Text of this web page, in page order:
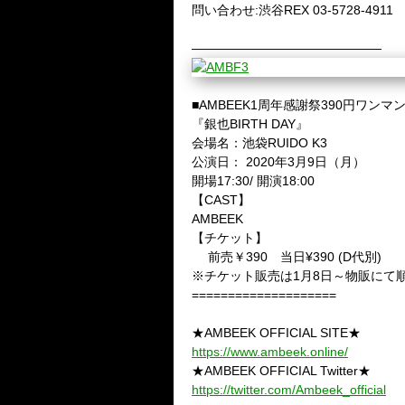
問い合わせ:渋谷REX 03-5728-4911
———————————————
■AMBEEK1周年感謝祭390円ワンマ
『銀也BIRTH DAY』
会場名：池袋RUIDO K3
公演日： 2020年3月9日（月）
開場17:30/ 開演18:00
【CAST】
AMBEEK
【チケット】
前売￥390 当日¥390 (D代別)
※チケット販売は1月8日～物販にて
====================
★AMBEEK OFFICIAL SITE★
https://www.ambeek.online/
★AMBEEK OFFICIAL Twitter★
https://twitter.com/Ambeek_official